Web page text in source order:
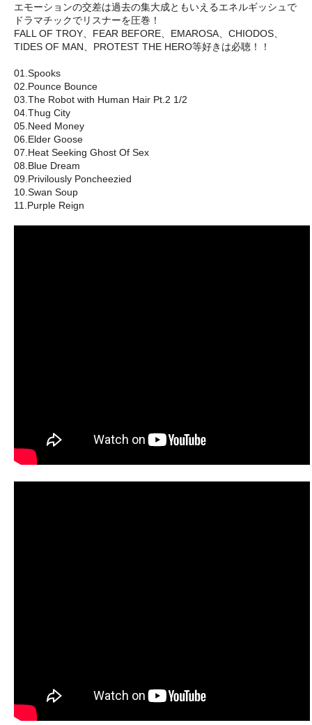
エモーションの交差は過去の集大成ともいえるエネルギッシュで
ドラマチックでリスナーを圧巻！
FALL OF TROY、FEAR BEFORE、EMAROSA、CHIODOS、
TIDES OF MAN、PROTEST THE HERO等好きは必聴！！
01.Spooks
02.Pounce Bounce
03.The Robot with Human Hair Pt.2 1/2
04.Thug City
05.Need Money
06.Elder Goose
07.Heat Seeking Ghost Of Sex
08.Blue Dream
09.Privilously Poncheezied
10.Swan Soup
11.Purple Reign